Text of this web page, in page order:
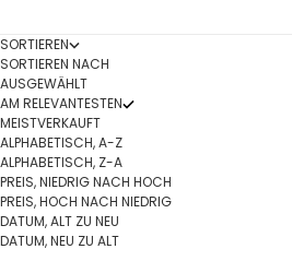
SORTIEREN
SORTIEREN NACH
AUSGEWÄHLT
AM RELEVANTESTEN
MEISTVERKAUFT
ALPHABETISCH, A-Z
ALPHABETISCH, Z-A
PREIS, NIEDRIG NACH HOCH
PREIS, HOCH NACH NIEDRIG
DATUM, ALT ZU NEU
DATUM, NEU ZU ALT